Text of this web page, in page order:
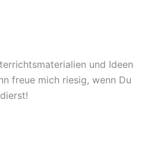
und Ideen
freue mich riesig, wenn Du